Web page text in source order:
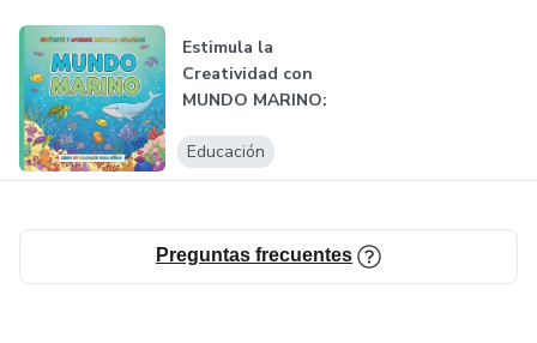
Estimula la
Creatividad con
MUNDO MARINO:
Interact...
Educación
Preguntas frecuentes